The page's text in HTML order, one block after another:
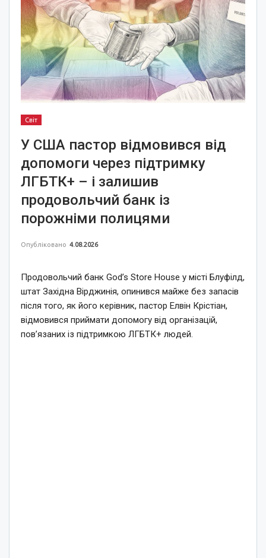
Світ
У США пастор відмовився від
допомоги через підтримку
ЛГБТК+ – і залишив
продовольчий банк із
порожніми полицями
Опубліковано 4.08.2026
Продовольчий банк God’s Store House у місті Блуфілд,
штат Західна Вірджинія, опинився майже без запасів
після того, як його керівник, пастор Елвін Крістіан,
відмовився приймати допомогу від організацій,
пов’язаних із підтримкою ЛГБТК+ людей.